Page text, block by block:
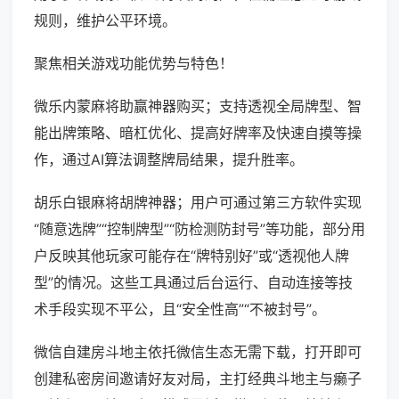
规则，维护公平环境。
聚焦相关游戏功能优势与特色！
微乐内蒙麻将助赢神器购买；支持透视全局牌型、智
能出牌策略、暗杠优化、提高好牌率及快速自摸等操
作，通过AI算法调整牌局结果，提升胜率。
胡乐白银麻将胡牌神器；用户可通过第三方软件实现
“随意选牌”“控制牌型”“防检测防封号”等功能，部分用
户反映其他玩家可能存在“牌特别好”或“透视他人牌
型”的情况。这些工具通过后台运行、自动连接等技
术手段实现不平公，且“安全性高”“不被封号”。
微信自建房斗地主依托微信生态无需下载，打开即可
创建私密房间邀请好友对局，主打经典斗地主与癞子